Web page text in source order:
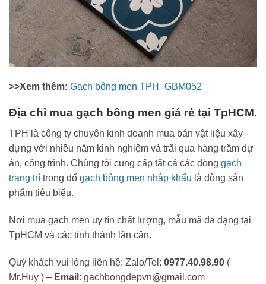
>>Xem thêm: Gạch bông men TPH_GBM052
Địa chỉ mua gạch bông men giá rẻ tại TpHCM.
TPH là công ty chuyên kinh doanh mua bán vật liệu xây
dựng với nhiều năm kinh nghiệm và trãi qua hàng trăm dự
án, công trình. Chúng tôi cung cấp tất cả các dòng gạch
trang trí trong đố gạch bông men nhập khẩu là dòng sản
phẩm tiêu biểu.
Nơi mua gạch men uy tín chất lượng, mẫu mã đa dạng tại
TpHCM và các tỉnh thành lân cận.
Quý khách vui lòng liên hệ: Zalo/Tel: 0977.40.98.90 (
Mr.Huy ) – Email : gachbongdepvn@gmail.com